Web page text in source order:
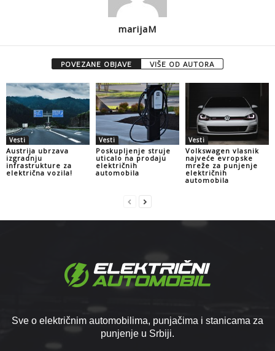
marijaM
POVEZANE OBJAVE VIŠE OD AUTORA
Vesti
Austrija ubrzava
izgradnju
infrastrukture za
električna vozila!
Vesti
Poskupljenje struje
uticalo na prodaju
električnih
automobila
Vesti
Volkswagen vlasnik
najveće evropske
mreže za punjenje
električnih
automobila
Sve o električnim automobilima, punjačima i stanicama za
punjenje u Srbiji.